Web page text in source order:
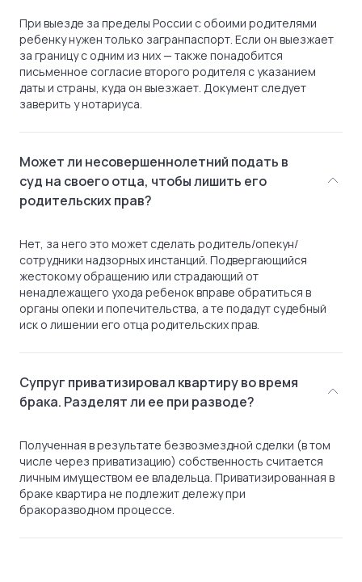
При выезде за пределы России с обоими родителями
ребенку нужен только загранпаспорт. Если он выезжает
за границу с одним из них — также понадобится
письменное согласие второго родителя с указанием
даты и страны, куда он выезжает. Документ следует
заверить у нотариуса.
Может ли несовершеннолетний подать в
суд на своего отца, чтобы лишить его
родительских прав?
Нет, за него это может сделать родитель/опекун/
сотрудники надзорных инстанций. Подвергающийся
жестокому обращению или страдающий от
ненадлежащего ухода ребенок вправе обратиться в
органы опеки и попечительства, а те подадут судебный
иск о лишении его отца родительских прав.
Супруг приватизировал квартиру во время
брака. Разделят ли ее при разводе?
Полученная в результате безвозмездной сделки (в том
числе через приватизацию) собственность считается
личным имуществом ее владельца. Приватизированная в
браке квартира не подлежит дележу при
бракоразводном процессе.